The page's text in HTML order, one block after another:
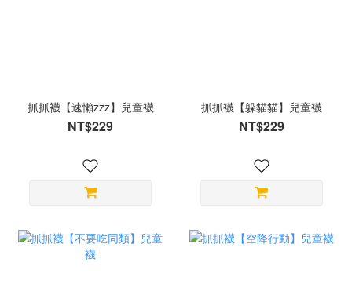
抓抓襪【速懶zzz】兒童襪
NT$229
抓抓襪【躲貓貓】兒童襪
NT$229